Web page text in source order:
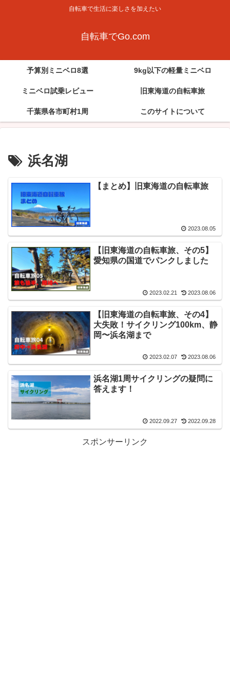
自転車で生活に楽しさを加えたい
自転車でGo.com
予算別ミニベロ8選 9kg以下の軽量ミニベロ
ミニベロ試乗レビュー 旧東海道の自転車旅
千葉県各市町村1周 このサイトについて
浜名湖
【まとめ】旧東海道の自転車旅
2023.08.05
【旧東海道の自転車旅、その5】
愛知県の国道でパンクしました
2023.02.21 2023.08.06
【旧東海道の自転車旅、その4】
大失敗！サイクリング100km、静
岡〜浜名湖まで
2023.02.07 2023.08.06
浜名湖1周サイクリングの疑問に
答えます！
2022.09.27 2022.09.28
スポンサーリンク